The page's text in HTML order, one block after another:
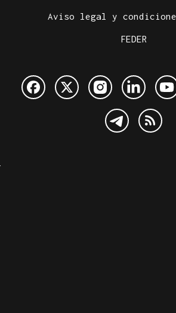
Aviso legal y
FEDER